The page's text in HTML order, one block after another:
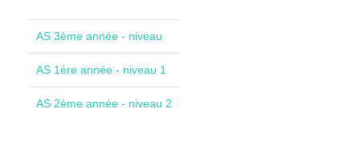
AS 3ème année - niveau
AS 1ère année - niveau 1
AS 2ème année - niveau 2